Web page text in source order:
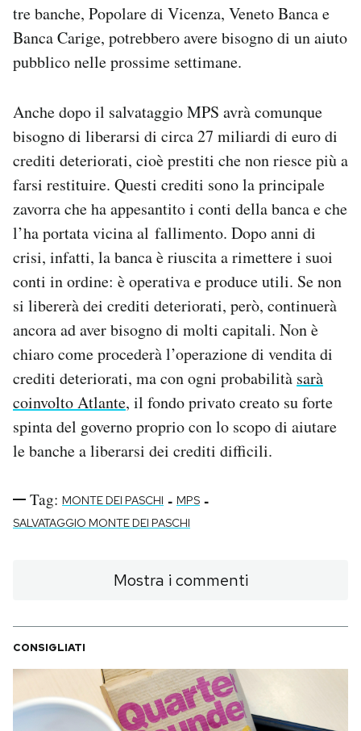
tre banche, Popolare di Vicenza, Veneto Banca e
Banca Carige, potrebbero avere bisogno di un aiuto
pubblico nelle prossime settimane.
Anche dopo il salvataggio MPS avrà comunque
bisogno di liberarsi di circa 27 miliardi di euro di
crediti deteriorati, cioè prestiti che non riesce più a
farsi restituire. Questi crediti sono la principale
zavorra che ha appesantito i conti della banca e che
l’ha portata vicina al fallimento. Dopo anni di
crisi, infatti, la banca è riuscita a rimettere i suoi
conti in ordine: è operativa e produce utili. Se non
si libererà dei crediti deteriorati, però, continuerà
ancora ad aver bisogno di molti capitali. Non è
chiaro come procederà l’operazione di vendita di
crediti deteriorati, ma con ogni probabilità sarà
coinvolto Atlante, il fondo privato creato su forte
spinta del governo proprio con lo scopo di aiutare
le banche a liberarsi dei crediti difficili.
Tag: MONTE DEI PASCHI - MPS -
SALVATAGGIO MONTE DEI PASCHI
Mostra i commenti
CONSIGLIATI